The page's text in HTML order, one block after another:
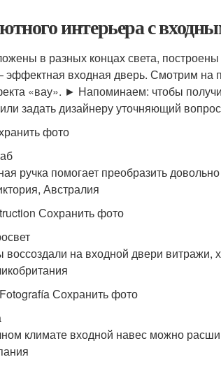
интерьера с
в разных концах света,
входная дверь. Смотрим на
«вау». ► Напоминаем: чтобы
задать дизайнеру уточняющий
фото
ручка помогает преобразить
Австралия
Сохранить фото
воссоздали на входной двери витражи,
Сохранить фото
климате входной навес можно